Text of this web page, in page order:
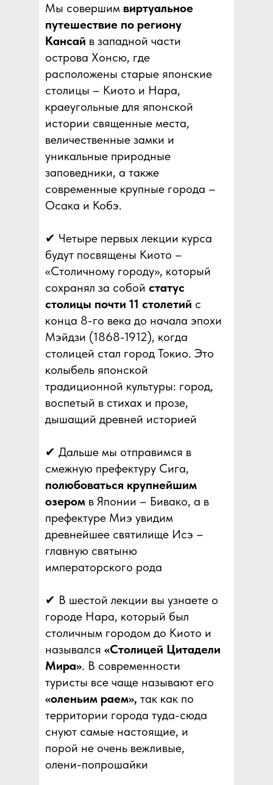
Мы совершим виртуальное
путешествие по региону
Кансай в западной части
острова Хонсю, где
расположены старые японские
столицы – Киото и Нара,
краеугольные для японской
истории священные места,
величественные замки и
уникальные природные
заповедники, а также
современные крупные города –
Осака и Кобэ.
✔ Четыре первых лекции курса
будут посвящены Киото –
«Столичному городу», который
сохранял за собой статус
столицы почти 11 столетий с
конца 8-го века до начала эпохи
Мэйдзи (1868-1912), когда
столицей стал город Токио. Это
колыбель японской
традиционной культуры: город,
воспетый в стихах и прозе,
дышащий древней историей
✔ Дальше мы отправимся в
смежную префектуру Сига,
полюбоваться крупнейшим
озером в Японии – Бивако, а в
префектуре Миэ увидим
древнейшее святилище Исэ –
главную святыню
императорского рода
✔ В шестой лекции вы узнаете о
городе Нара, который был
столичным городом до Киото и
назывался «Столицей Цитадели
Мира». В современности
туристы все чаще называют его
«оленьим раем», так как по
территории города туда-сюда
снуют самые настоящие, и
порой не очень вежливые,
олени-попрошайки